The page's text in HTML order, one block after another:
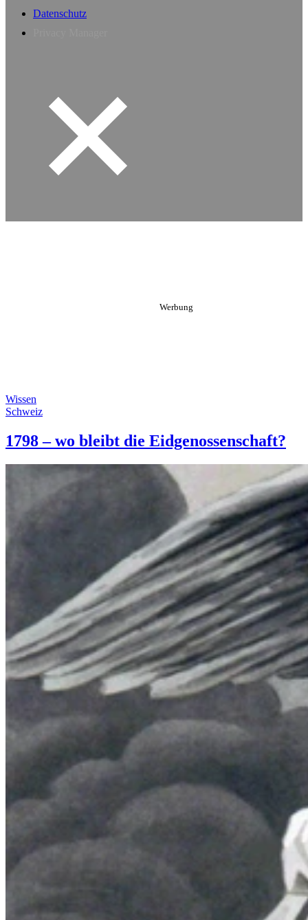
Datenschutz
Wissen
Schweiz
1798 – wo bleibt die Eidgenossenschaft?